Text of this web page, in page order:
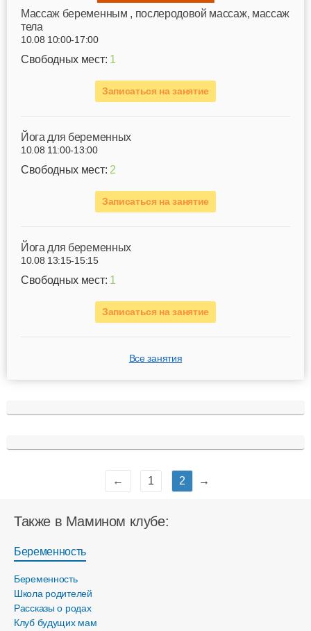
Mассаж беременным , послеродовой массаж, массаж
тела
10.08 10:00-17:00
Свободных мест: 1
Записаться на занятие
Йога для беременных
10.08 11:00-13:00
Свободных мест: 2
Записаться на занятие
Йога для беременных
10.08 13:15-15:15
Свободных мест: 1
Записаться на занятие
Все занятия
← 1 2 →
Также в Мамином клубе:
Беременность
Беременность
Школа родителей
Рассказы о родах
Клуб будущих мам